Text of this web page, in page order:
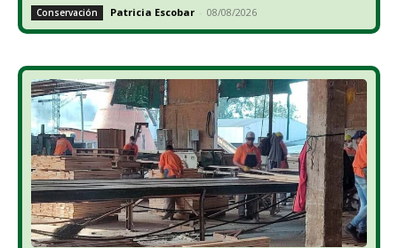
Conservación Patricia Escobar - 08/08/2026